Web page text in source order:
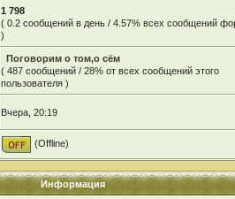
1 798
( 0.2 сообщений в день / 4.57% всех сообщений
)
Поговорим о том,о сём
( 487 сообщений / 28% от всех сообщений этого
пользователя )
Вчера, 20:19
(Offline)
Информация